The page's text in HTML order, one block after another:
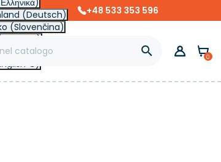
(Deutsch)
(Slovenčina)
(Magyar)
€)
+48 533 353 596
 0